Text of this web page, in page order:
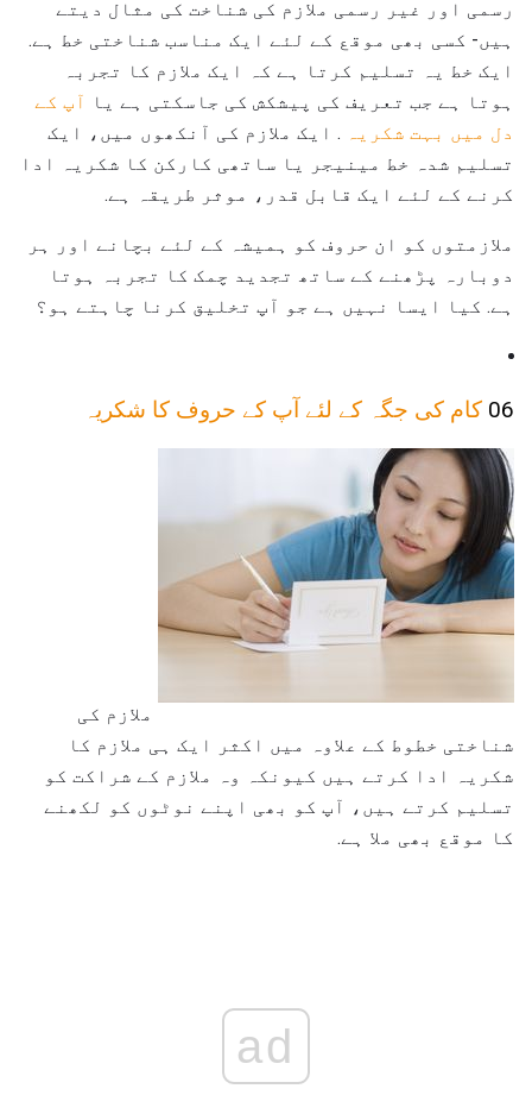
رسمی اور غیر رسمی ملازم کی شناخت کی مثال دیتے
ہیں- کسی بھی موقع کے لئے ایک مناسب شناختی خط ہے.
ایک خط یہ تسلیم کرتا ہے کہ ایک ملازم کا تجربہ
ہوتا ہے جب تعریف کی پیشکش کی جاسکتی ہے یا آپ کے
دل میں بہت شکریہ . ایک ملازم کی آنکھوں میں، ایک
تسلیم شدہ خط مینیجر یا ساتھی کارکن کا شکریہ ادا
کرنے کے لئے ایک قابل قدر، موثر طریقہ ہے.
ملازمتوں کو ان حروف کو ہمیشہ کے لئے بچانے اور ہر
دوبارہ پڑھنے کے ساتھ تجدید چمک کا تجربہ ہوتا
ہے. کیا ایسا نہیں ہے جو آپ تخلیق کرنا چاہتے ہو؟
06 کام کی جگہ کے لئے آپ کے حروف کا شکریہ
ملازم کی
شناختی خطوط کے علاوہ میں اکثر ایک ہی ملازم کا
شکریہ ادا کرتے ہیں کیونکہ وہ ملازم کے شراکت کو
تسلیم کرتے ہیں، آپ کو بھی اپنے نوٹوں کو لکھنے
کا موقع بھی ملا ہے.
ad